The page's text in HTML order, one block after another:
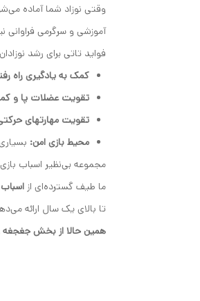
وقتی نوزاد شما آماده
آموزشی و سرگرمی فراوانی
فواید تاتی برای رشد
کمک به یادگیری راه
تقویت عضلات پا و
تقویت مهارتهای
محیط بازی امن:
مجموعه بی‌نظیر اسباب
ما طیف گسترده‌ای از
تا بالای یک سال ارائه
همین حالا از بخش جغجغه و